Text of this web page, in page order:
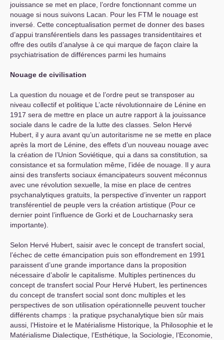
jouissance se met en place, l’ordre fonctionnant comme un
nouage si nous suivons Lacan. Pour les FTM le nouage est
inversé. Cette conceptualisation permet de donner des bases
d’appui transférentiels dans les passages transidentitaires et
offre des outils d’analyse à ce qui marque de façon claire la
psychiatrisation de différences parmi les humains
Nouage de civilisation
La question du nouage et de l’ordre peut se transposer au
niveau collectif et politique L’acte révolutionnaire de Lénine en
1917 sera de mettre en place un autre rapport à la jouissance
sociale dans le cadre de la lutte des classes. Selon Hervé
Hubert, il y aura avant qu’un autoritarisme ne se mette en place
après la mort de Lénine, des effets d’un nouveau nouage avec
la création de l’Union Soviétique, qui a dans sa constitution, sa
consistance et sa formulation même, l’idée de nouage. Il y aura
ainsi des transferts sociaux émancipateurs souvent méconnus
avec une révolution sexuelle, la mise en place de centres
psychanalytiques gratuits, la perspective d’inventer un rapport
transférentiel de peuple vers la création artistique (Pour ce
dernier point l’influence de Gorki et de Loucharnasky sera
importante).
Selon Hervé Hubert, saisir avec le concept de transfert social,
l’échec de cette émancipation puis son effondrement en 1991
paraissent d’une grande importance dans la proposition
nécessaire d’abolir le capitalisme. Multiples pertinences du
concept de transfert social Pour Hervé Hubert, les pertinences
du concept de transfert social sont donc multiples et les
perspectives de son utilisation opérationnelle peuvent toucher
différents champs : la pratique psychanalytique bien sûr mais
aussi, l’Histoire et le Matérialisme Historique, la Philosophie et le
Matérialisme Dialectique, l’Esthétique, la Sociologie, l’Economie,